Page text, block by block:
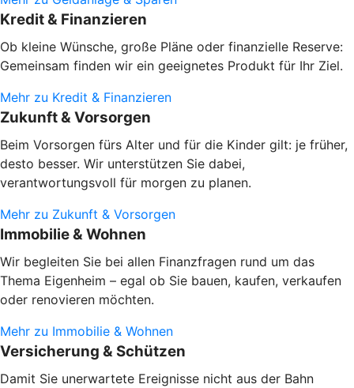
Kredit & Finanzieren
Ob kleine Wünsche, große Pläne oder finanzielle Reserve:
Gemeinsam finden wir ein geeignetes Produkt für Ihr Ziel.
Mehr zu Kredit & Finanzieren
Zukunft & Vorsorgen
Beim Vorsorgen fürs Alter und für die Kinder gilt: je früher,
desto besser. Wir unterstützen Sie dabei,
verantwortungsvoll für morgen zu planen.
Mehr zu Zukunft & Vorsorgen
Immobilie & Wohnen
Wir begleiten Sie bei allen Finanzfragen rund um das
Thema Eigenheim – egal ob Sie bauen, kaufen, verkaufen
oder renovieren möchten.
Mehr zu Immobilie & Wohnen
Versicherung & Schützen
Damit Sie unerwartete Ereignisse nicht aus der Bahn